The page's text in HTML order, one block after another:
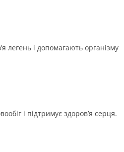
легень і допомагають організму
і підтримує здоров’я серця.